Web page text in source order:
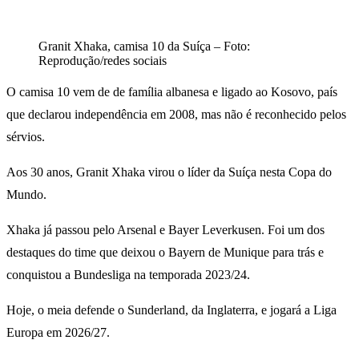
Granit Xhaka, camisa 10 da Suíça – Foto:
Reprodução/redes sociais
O camisa 10 vem de de família albanesa e ligado ao Kosovo, país
que declarou independência em 2008, mas não é reconhecido pelos
sérvios.
Aos 30 anos, Granit Xhaka virou o líder da Suíça nesta Copa do
Mundo.
Xhaka já passou pelo Arsenal e Bayer Leverkusen. Foi um dos
destaques do time que deixou o Bayern de Munique para trás e
conquistou a Bundesliga na temporada 2023/24.
Hoje, o meia defende o Sunderland, da Inglaterra, e jogará a Liga
Europa em 2026/27.